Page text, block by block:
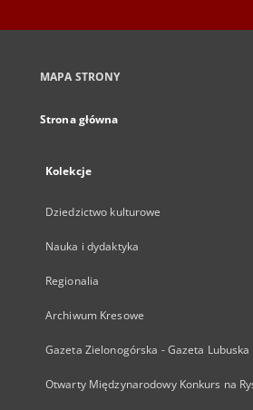
MAPA STRONY
Strona główna
Kolekcje
Dziedzictwo kulturowe
Nauka i dydaktyka
Regionalia
Archiwum Kresowe
Gazeta Zielonogórska - Gazeta Lubuska
Otwarty Międzynarodowy Konkurs na